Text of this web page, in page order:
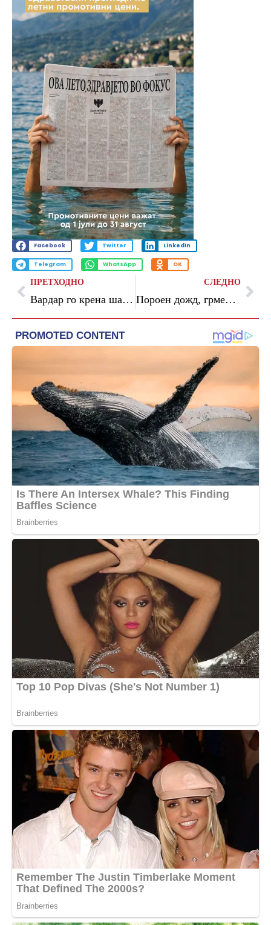
Facebook Twitter LinkedIn
Telegram WhatsApp OK
ПРЕТХОДНО
Вардар го крена шампионскиот пехар
СЛЕДНО
Пороен дожд, грмежи, северен ветер и услови за изолирана појава на град